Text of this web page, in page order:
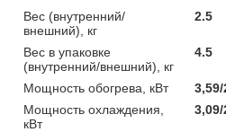
Вес (внутренний/
внешний), кг
2.5
Вес в упаковке
(внутренний/внешний), кг
4.5
Мощность обогрева, кВт
Мощность охлаждения,
кВт